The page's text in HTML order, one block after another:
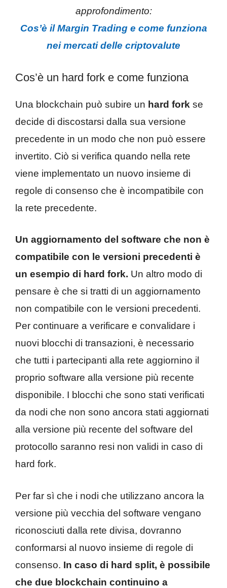
approfondimento:
Cos’è il Margin Trading e come funziona
nei mercati delle criptovalute
Cos’è un hard fork e come funziona
Una blockchain può subire un hard fork se
decide di discostarsi dalla sua versione
precedente in un modo che non può essere
invertito. Ciò si verifica quando nella rete
viene implementato un nuovo insieme di
regole di consenso che è incompatibile con
la rete precedente.
Un aggiornamento del software che non è
compatibile con le versioni precedenti è
un esempio di hard fork. Un altro modo di
pensare è che si tratti di un aggiornamento
non compatibile con le versioni precedenti.
Per continuare a verificare e convalidare i
nuovi blocchi di transazioni, è necessario
che tutti i partecipanti alla rete aggiornino il
proprio software alla versione più recente
disponibile. I blocchi che sono stati verificati
da nodi che non sono ancora stati aggiornati
alla versione più recente del software del
protocollo saranno resi non validi in caso di
hard fork.
Per far sì che i nodi che utilizzano ancora la
versione più vecchia del software vengano
riconosciuti dalla rete divisa, dovranno
conformarsi al nuovo insieme di regole di
consenso. In caso di hard split, è possibile
che due blockchain continuino a